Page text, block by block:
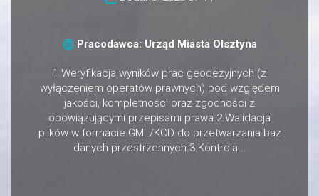
Pracodawca: Urząd Miasta Olsztyna
1.Weryfikacja wyników prac geodezyjnych (z
wyłączeniem operatów prawnych) pod względem
jakości, kompletności oraz zgodności z
obowiązującymi przepisami prawa.2.Walidacja
plików w formacie GML/KCD do przetwarzania baz
danych przestrzennych.3.Kontrola...